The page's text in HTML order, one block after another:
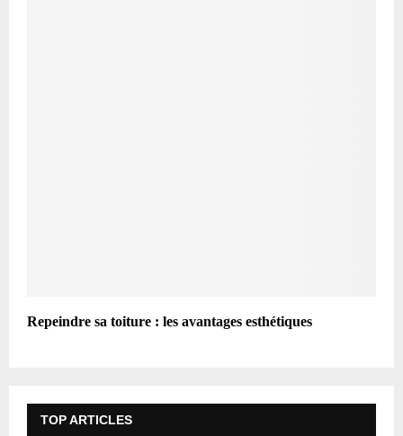
Repeindre sa toiture : les avantages esthétiques
TOP ARTICLES